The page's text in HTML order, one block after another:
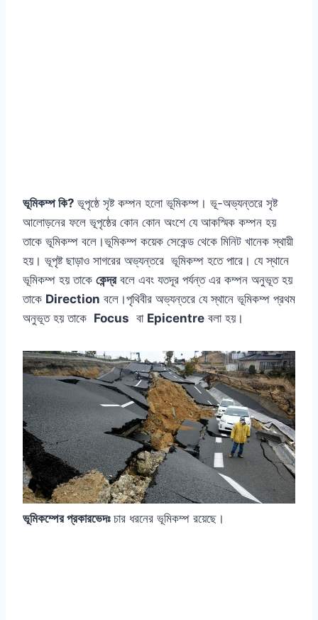
ভূমিকম্প কি? ভূপৃষ্ঠে সৃষ্ট কম্পন হলো ভূমিকম্প। ভূ-অভ্যন্তরে সৃষ্ট
আলোড়নের ফলে ভূপৃষ্ঠের কোন কোন অংশে যে আকস্মিক কম্পন হয়
তাকে ভূমিকম্প বলে।ভূমিকম্প কয়েক সেকেন্ড থেকে মিনিট খানেক স্থায়ী
হয়। ভূপৃষ্ট ছাড়াও সাগরের অভ্যন্তরে ভূমিকম্প হতে পারে। যে স্থানে
ভূমিকম্প হয় তাকে কেন্দ্রবলে এবং যতদূর পর্যন্ত এর কম্পন অনুভূত হয়
তাকে Direction বলে।পৃথিবীর অভ্যন্তরে যে স্থানে ভূমিকম্প প্রথম
অনুভূত হয় তাকে Focus বা Epicentre বলা হয়।
ভূমিকম্পের প্রকারভেদঃচার ধরনের ভূমিকম্প রয়েছে।